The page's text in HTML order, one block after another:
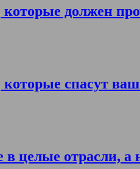
должен
спасут ваш
в целые отрасли, а